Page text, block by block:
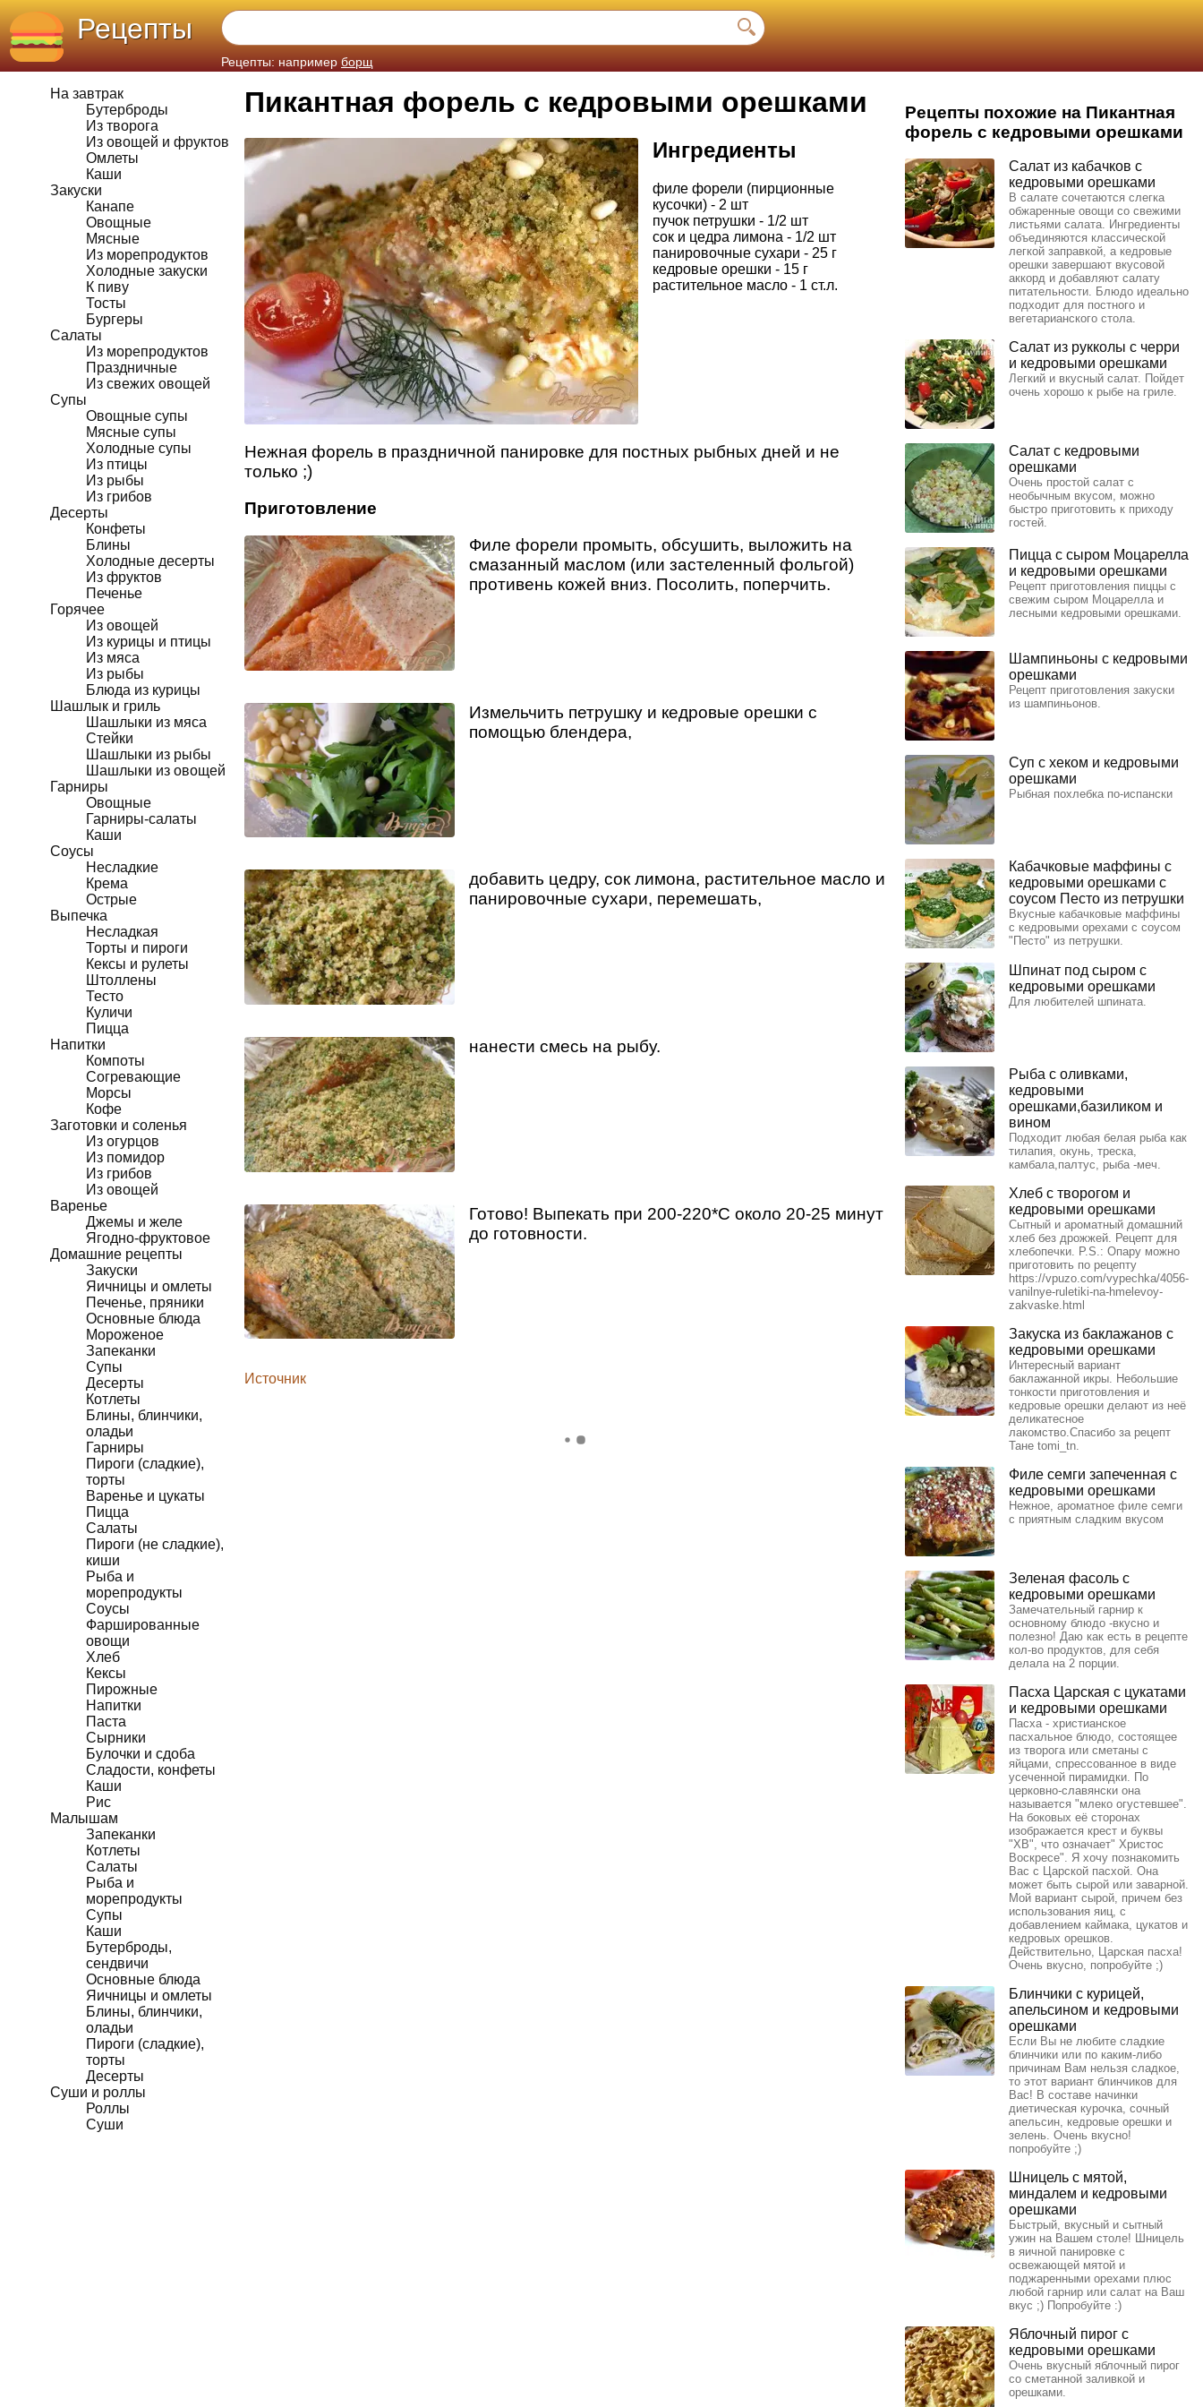
Рецепты
Рецепты: например борщ
На завтрак
Бутерброды
Из творога
Из овощей и фруктов
Омлеты
Каши
Закуски
Канапе
Овощные
Мясные
Из морепродуктов
Холодные закуски
К пиву
Тосты
Бургеры
Салаты
Из морепродуктов
Праздничные
Из свежих овощей
Супы
Овощные супы
Мясные супы
Холодные супы
Из птицы
Из рыбы
Из грибов
Десерты
Конфеты
Блины
Холодные десерты
Из фруктов
Печенье
Горячее
Из овощей
Из курицы и птицы
Из мяса
Из рыбы
Блюда из курицы
Шашлык и гриль
Шашлыки из мяса
Стейки
Шашлыки из рыбы
Шашлыки из овощей
Гарниры
Овощные
Гарниры-салаты
Каши
Соусы
Несладкие
Крема
Острые
Выпечка
Несладкая
Торты и пироги
Кексы и рулеты
Штоллены
Тесто
Куличи
Пицца
Напитки
Компоты
Согревающие
Морсы
Кофе
Заготовки и соленья
Из огурцов
Из помидор
Из грибов
Из овощей
Варенье
Джемы и желе
Ягодно-фруктовое
Домашние рецепты
Закуски
Яичницы и омлеты
Печенье, пряники
Основные блюда
Мороженое
Запеканки
Супы
Десерты
Котлеты
Блины, блинчики,
оладьи
Гарниры
Пироги (сладкие),
торты
Варенье и цукаты
Пицца
Салаты
Пироги (не сладкие),
киши
Рыба и
морепродукты
Соусы
Фаршированные
овощи
Хлеб
Кексы
Пирожные
Напитки
Паста
Сырники
Булочки и сдоба
Сладости, конфеты
Каши
Рис
Малышам
Запеканки
Котлеты
Салаты
Рыба и
морепродукты
Супы
Каши
Бутерброды,
сендвичи
Основные блюда
Яичницы и омлеты
Блины, блинчики,
оладьи
Пироги (сладкие),
торты
Десерты
Суши и роллы
Роллы
Суши
Пикантная форель с кедровыми орешками
Ингредиенты
филе форели (пирционные
кусочки) - 2 шт
пучок петрушки - 1/2 шт
сок и цедра лимона - 1/2 шт
панировочные сухари - 25 г
кедровые орешки - 15 г
растительное масло - 1 ст.л.
Нежная форель в праздничной панировке для постных рыбных дней и не
только ;)
Приготовление
Филе форели промыть, обсушить, выложить на
смазанный маслом (или застеленный фольгой)
противень кожей вниз. Посолить, поперчить.
Измельчить петрушку и кедровые орешки с
помощью блендера,
добавить цедру, сок лимона, растительное масло и
панировочные сухари, перемешать,
нанести смесь на рыбу.
Готово! Выпекать при 200-220*С около 20-25 минут
до готовности.
Источник
Рецепты похожие на Пикантная
форель с кедровыми орешками
Салат из кабачков с
кедровыми орешками
В салате сочетаются слегка
обжаренные овощи со свежими
листьями салата. Ингредиенты
объединяются классической
легкой заправкой, а кедровые
орешки завершают вкусовой
аккорд и добавляют салату
питательности. Блюдо идеально
подходит для постного и
вегетарианского стола.
Салат из рукколы с черри
и кедровыми орешками
Легкий и вкусный салат. Пойдет
очень хорошо к рыбе на гриле.
Салат с кедровыми
орешками
Очень простой салат с
необычным вкусом, можно
быстро приготовить к приходу
гостей.
Пицца с сыром Моцарелла
и кедровыми орешками
Рецепт приготовления пиццы с
свежим сыром Моцарелла и
лесными кедровыми орешками.
Шампиньоны с кедровыми
орешками
Рецепт приготовления закуски
из шампиньонов.
Суп с хеком и кедровыми
орешками
Рыбная похлебка по-испански
Кабачковые маффины с
кедровыми орешками с
соусом Песто из петрушки
Вкусные кабачковые маффины
с кедровыми орехами с соусом
"Песто" из петрушки.
Шпинат под сыром с
кедровыми орешками
Для любителей шпината.
Рыба с оливками,
кедровыми
орешками,базиликом и
вином
Подходит любая белая рыба как
тилапия, окунь, треска,
камбала,палтус, рыба -меч.
Хлеб с творогом и
кедровыми орешками
Сытный и ароматный домашний
хлеб без дрожжей. Рецепт для
хлебопечки. Р.S.: Опару можно
приготовить по рецепту
https://vpuzo.com/vypechka/4056-
vanilnye-ruletiki-na-hmelevoy-
zakvaske.html
Закуска из баклажанов с
кедровыми орешками
Интересный вариант
баклажанной икры. Небольшие
тонкости приготовления и
кедровые орешки делают из неё
деликатесное
лакомство.Спасибо за рецепт
Тане tomi_tn.
Филе семги запеченная с
кедровыми орешками
Нежное, ароматное филе семги
с приятным сладким вкусом
Зеленая фасоль с
кедровыми орешками
Замечательный гарнир к
основному блюдо -вкусно и
полезно! Даю как есть в рецепте
кол-во продуктов, для себя
делала на 2 порции.
Пасха Царская с цукатами
и кедровыми орешками
Пасха - христианское
пасхальное блюдо, состоящее
из творога или сметаны с
яйцами, спрессованное в виде
усеченной пирамидки. По
церковно-славянски она
называется "млеко огустевшее".
На боковых её сторонах
изображается крест и буквы
"ХВ", что означает" Христос
Воскресе". Я хочу познакомить
Вас с Царской пасхой. Она
может быть сырой или заварной.
Мой вариант сырой, причем без
использования яиц, с
добавлением каймака, цукатов и
кедровых орешков.
Действительно, Царская пасха!
Очень вкусно, попробуйте ;)
Блинчики с курицей,
апельсином и кедровыми
орешками
Если Вы не любите сладкие
блинчики или по каким-либо
причинам Вам нельзя сладкое,
то этот вариант блинчиков для
Вас! В составе начинки
диетическая курочка, сочный
апельсин, кедровые орешки и
зелень. Очень вкусно!
попробуйте ;)
Шницель с мятой,
миндалем и кедровыми
орешками
Быстрый, вкусный и сытный
ужин на Вашем столе! Шницель
в яичной панировке с
освежающей мятой и
поджаренными орехами плюс
любой гарнир или салат на Ваш
вкус ;) Попробуйте :)
Яблочный пирог с
кедровыми орешками
Очень вкусный яблочный пирог
со сметанной заливкой и
орешками.